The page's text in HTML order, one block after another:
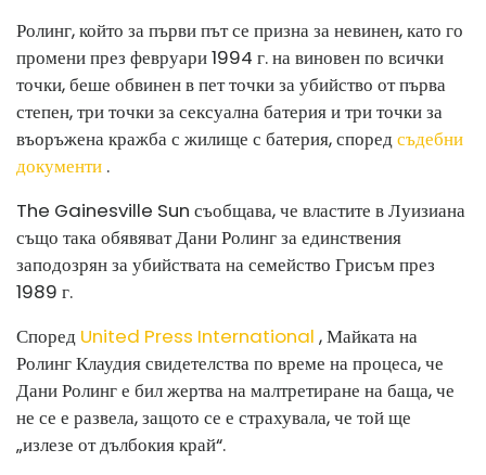
Ролинг, който за първи път се призна за невинен, като го
промени през февруари 1994 г. на виновен по всички
точки, беше обвинен в пет точки за убийство от първа
степен, три точки за сексуална батерия и три точки за
въоръжена кражба с жилище с батерия, споредсъдебни
документи .
The Gainesville Sun съобщава, че властите в Луизиана
също така обявяват Дани Ролинг за единствения
заподозрян за убийствата на семейство Грисъм през
1989 г.
Според United Press International , Майката на
Ролинг Клаудия свидетелства по време на процеса, че
Дани Ролинг е бил жертва на малтретиране на баща, че
не се е развела, защото се е страхувала, че той ще
„излезе от дълбокия край“.